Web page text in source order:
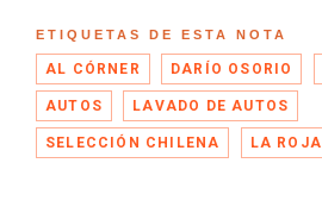
ETIQUETAS DE ESTA NOTA
AL CÓRNER DARÍO OSORIO
AUTOS LAVADO DE AUTOS
SELECCIÓN CHILENA LA ROJA